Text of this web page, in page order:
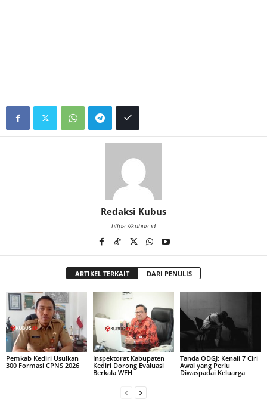
Redaksi Kubus
https://kubus.id
ARTIKEL TERKAIT DARI PENULIS
Pemkab Kediri Usulkan
300 Formasi CPNS 2026
Inspektorat Kabupaten
Kediri Dorong Evaluasi
Berkala WFH
Tanda ODGJ: Kenali 7 Ciri
Awal yang Perlu
Diwaspadai Keluarga